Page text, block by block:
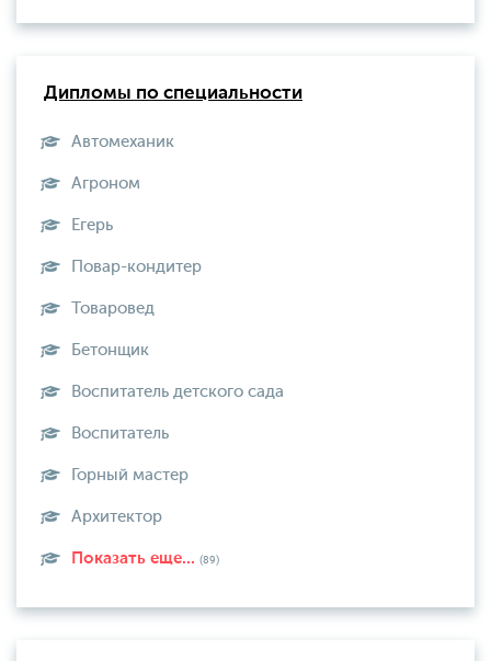
Дипломы по специальности
Автомеханик
Агроном
Егерь
Повар-кондитер
Товаровед
Бетонщик
Воспитатель детского сада
Воспитатель
Горный мастер
Архитектор
Показать еще... (89)